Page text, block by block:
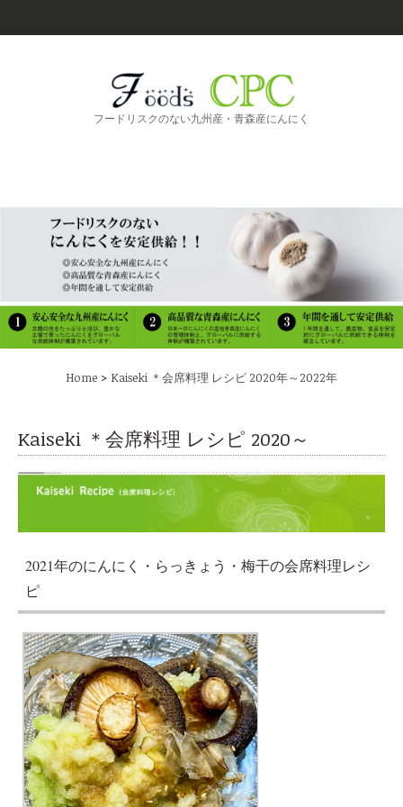
フードリスクのない九州産・青森産にんにく
Home > Kaiseki ＊会席料理 レシピ 2020年～2022年
Kaiseki ＊会席料理 レシピ 2020～
2021年のにんにく・らっきょう・梅干の会席料理レシ
ピ